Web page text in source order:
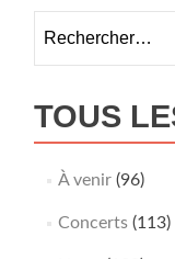
TOUS
À venir(96)
Concerts(113)